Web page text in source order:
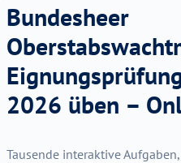
Bundesheer
2026 üben –
Tausende interaktive